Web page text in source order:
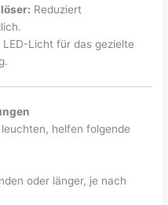
Reduziert
Licht für das gezielte
helfen folgende
oder länger, je nach